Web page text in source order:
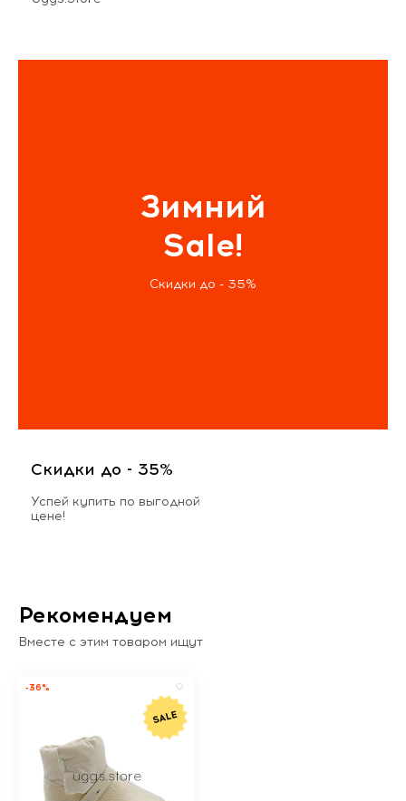
Зимний
Sale!
Скидки до - 35%
Скидки до - 35%
Успей купить по выгодной
цене!
Рекомендуем
Вместе с этим товаром ищут
-36%